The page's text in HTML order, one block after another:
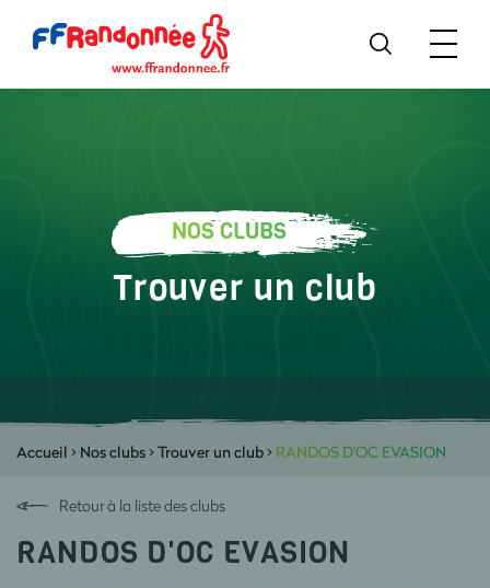
NOS CLUBS
Trouver un club
Accueil > Nos clubs>Trouver un club> RANDOS D'OC EVASION
Retour à la liste des clubs
RANDOS D'OC EVASION